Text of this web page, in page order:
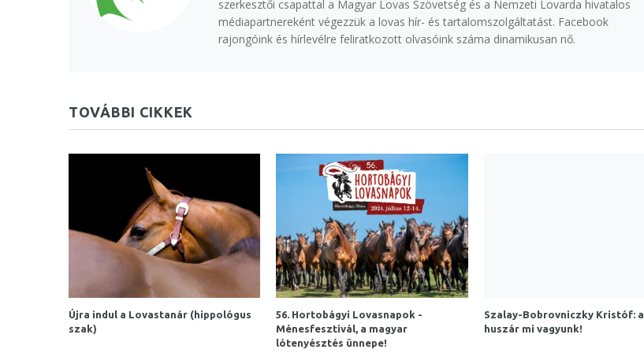
szerkesztői csapattal a Magyar Lovas Szövetség és a Nemzeti Lovarda hivatalos
médiapartnereként végezzük a lovas hír- és tartalomszolgáltatást. Facebook
rajongóink és hírlevélre feliratkozott olvasóink száma dinamikusan nő.
TOVÁBBI CIKKEK
Újra indul a Lovastanár (hippológus
szak)
56. Hortobágyi Lovasnapok -
Ménesfesztivál, a magyar
lótenyésztés ünnepe!
Szalay-Bobrovniczky Kristóf: a
huszár mi vagyunk!